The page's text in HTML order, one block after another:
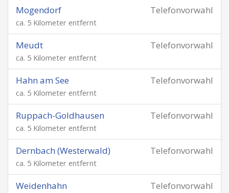
Telefonvorwahl
Mogendorf
ca. 5 Kilometer entfernt
Telefonvorwahl
Meudt
ca. 5 Kilometer entfernt
Telefonvorwahl
Hahn am See
ca. 5 Kilometer entfernt
Telefonvorwahl
Ruppach-Goldhausen
ca. 5 Kilometer entfernt
Telefonvorwahl
Dernbach (Westerwald)
ca. 5 Kilometer entfernt
Telefonvorwahl
Weidenhahn